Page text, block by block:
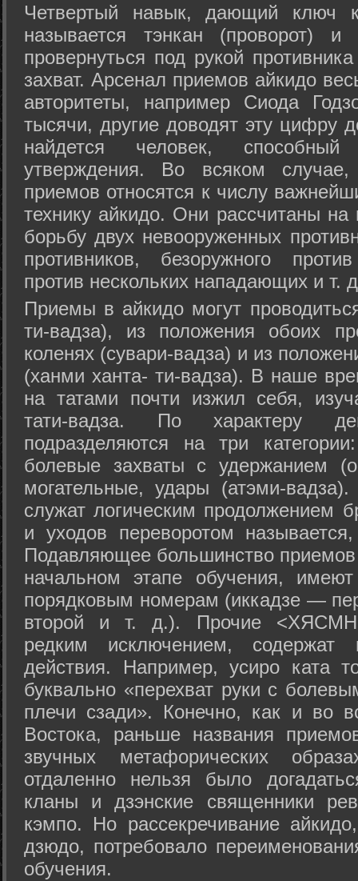
Четвертый навык, дающий ключ
называется тэнкан (проворот)
провернуться под рукой
захват. Арсенал приемов айкидо
авторитеты, например Сиода
тысячи, другие доводят эту цифру
найдется человек,
утверждения. Во всяком
приемов относятся к числу
технику айкидо. Они рассчитаны
борьбу двух невооруженных
противников, безоружного
против нескольких нападающих и т.
Приемы в айкидо могут
ти-вадза), из положения обоих
коленях (сувари-вадза) и из
(ханми ханта- ти-вадза). В наше
на татами почти изжил себя,
тати-вадза. По характеру
подразделяются на три
болевые захваты с удержанием
могательные, удары (атэми-
служат логическим продолжением
и уходов переворотом
Подавляющее большинство
начальном этапе обучения,
порядковым номерам (иккадзе —
второй и т. д.). Прочие
редким исключением, содержат
действия. Например, усиро ката
буквально «перехват руки с
плечи сзади». Конечно, как и во
Востока, раньше названия
звучных метафорических
отдаленно нельзя было
кланы и дзэнские священники
кэмпо. Но рассекречивание
дзюдо, потребовало
обучения.